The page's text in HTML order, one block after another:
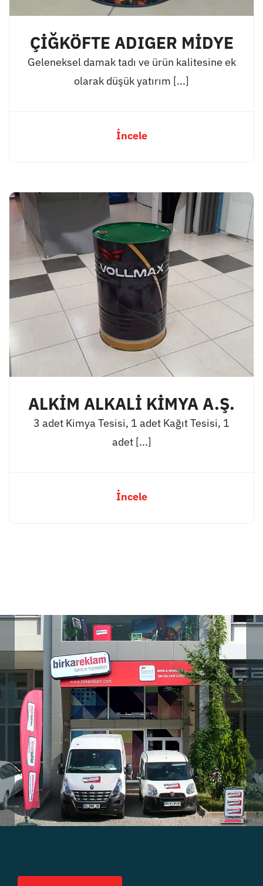
ÇİĞKÖFTE ADIGER MİDYE
Geleneksel damak tadı ve ürün kalitesine ek
olarak düşük yatırım [...]
İncele
ALKİM ALKALİ KİMYA A.Ş.
3 adet Kimya Tesisi, 1 adet Kağıt Tesisi, 1
adet [...]
İncele